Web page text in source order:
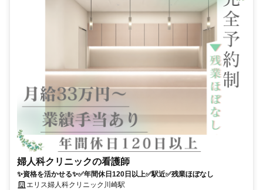
婦人科クリニックの看護師
✨資格を活かせる✨✅年間休日120日以上✅駅近✅残業ほぼなし
エリス婦人科クリニック川崎駅